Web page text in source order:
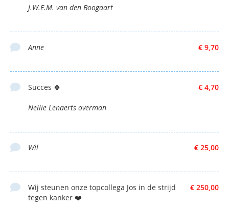
J.W.E.M. van den Boogaart
€ 9,70
Anne
€ 4,70
Succes 🍀
Nellie Lenaerts overman
€ 25,00
Wil
€ 250,00
Wij steunen onze topcollega Jos in de strijd
tegen kanker ❤️